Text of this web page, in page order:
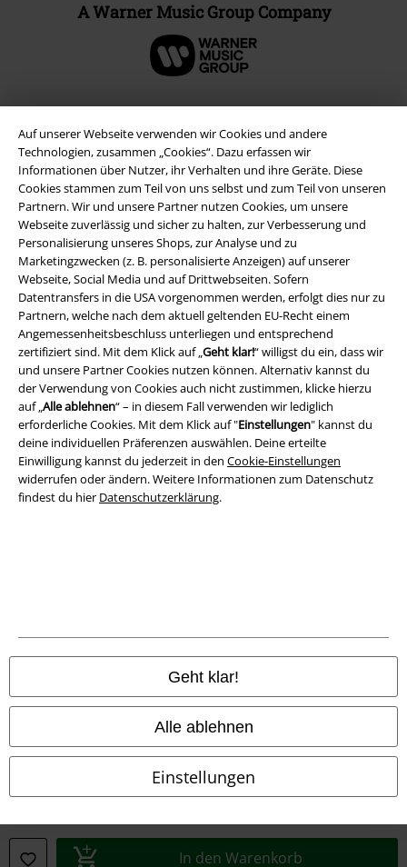
Auf unserer Webseite verwenden wir Cookies und andere
Technologien, zusammen „Cookies“. Dazu erfassen wir
Informationen über Nutzer, ihr Verhalten und ihre Geräte. Diese
Cookies stammen zum Teil von uns selbst und zum Teil von unseren
Partnern. Wir und unsere Partner nutzen Cookies, um unsere
Webseite zuverlässig und sicher zu halten, zur Verbesserung und
Personalisierung unseres Shops, zur Analyse und zu
Marketingzwecken (z. B. personalisierte Anzeigen) auf unserer
Webseite, Social Media und auf Drittwebseiten. Sofern
Datentransfers in die USA vorgenommen werden, erfolgt dies nur zu
Partnern, welche nach dem aktuell geltenden EU-Recht einem
Angemessenheitsbeschluss unterliegen und entsprechend
zertifiziert sind. Mit dem Klick auf „Geht klar!“ willigst du ein, dass wir
und unsere Partner Cookies nutzen können. Alternativ kannst du
der Verwendung von Cookies auch nicht zustimmen, klicke hierzu
auf „Alle ablehnen“ – in diesem Fall verwenden wir lediglich
erforderliche Cookies. Mit dem Klick auf "Einstellungen" kannst du
deine individuellen Präferenzen auswählen. Deine erteilte
Einwilligung kannst du jederzeit in den Cookie-Einstellungen
widerrufen oder ändern. Weitere Informationen zum Datenschutz
findest du hier Datenschutzerklärung.
Geht klar!
Alle ablehnen
Einstellungen
In den Warenkorb
A Warner Music Group Company
Rechtliches
AGB
Impressum
Datenschutz
Entsorgung und Umweltschutz
Konformitätserklärung
Alle Preise inkl. gesetzlicher Mehrwertsteuer, zzgl.Versandkosten
© 1986-2026 E.M.P. Merchandising HGmbH
EMP Online Shops
EMP International
EMP France
EMP Deutschland